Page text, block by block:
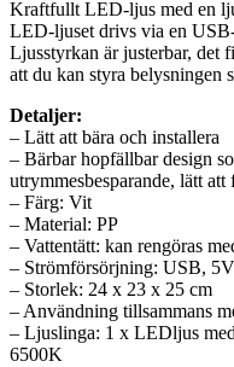
Kraftfullt LED-ljus med en
LED-ljuset drivs via en
Ljusstyrkan är justerbar, det
att du kan styra belysningen
Detaljer:
– Lätt att bära och installera
– Bärbar hopfällbar design
utrymmesbesparande, lätt
– Färg: Vit
– Material: PP
– Vattentätt: kan rengöras
– Strömförsörjning: USB,
– Storlek: 24 x 23 x 25 cm
– Användning tillsammans
– Ljuslinga: 1 x LEDljus
6500K